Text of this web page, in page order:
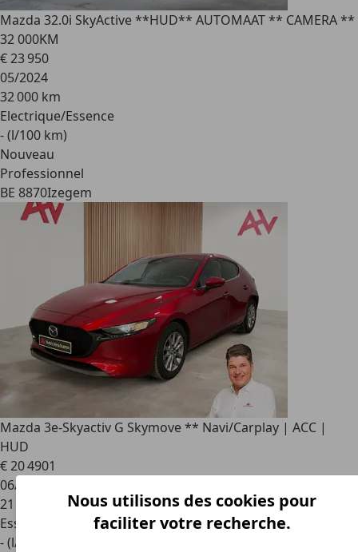
Mazda 32.0i SkyActive **HUD** AUTOMAAT ** CAMERA **
32 000KM
€ 23 950
05/2024
32 000 km
Electrique/Essence
- (l/100 km)
Nouveau
Professionnel
BE 8870Izegem
Mazda 3e-Skyactiv G Skymove ** Navi/Carplay | ACC |
HUD
€ 20 4901
06/2021
21 008 km
Essence
- (l/100 km)
Nous utilisons des cookies pour
faciliter votre recherche.